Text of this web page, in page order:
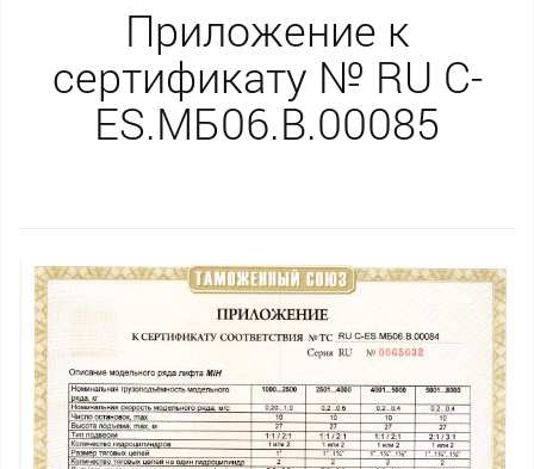
Приложение к
сертификату № RU С-
ES.МБ06.В.00085